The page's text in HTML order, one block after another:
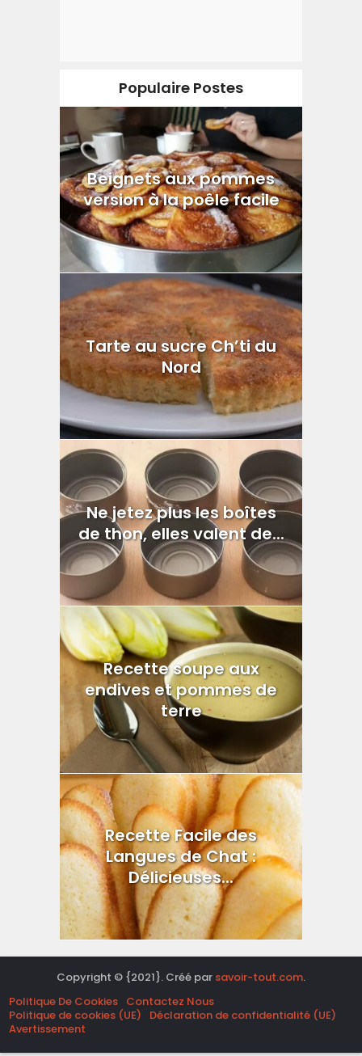
Populaire Postes
Beignets aux pommes
version à la poêle facile
Tarte au sucre Ch’ti du
Nord
Ne jetez plus les boîtes
de thon, elles valent de...
Recette soupe aux
endives et pommes de
terre
Recette Facile des
Langues de Chat :
Délicieuses...
Copyright © {2021}. Créé par savoir-tout.com.
Politique De Cookies Contactez Nous
Politique de cookies (UE)
Déclaration de confidentialité (UE)
Avertissement